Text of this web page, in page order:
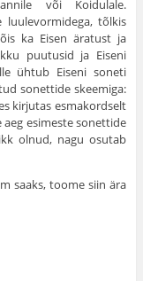
või Koidulale.
tõlkis
ka Eisen äratust ja
puutusid ja Eiseni
ühtub Eiseni soneti
sonettide skeemiga:
kirjutas esmakordselt
aeg esimeste sonettide
olnud, nagu osutab
saaks, toome siin ära